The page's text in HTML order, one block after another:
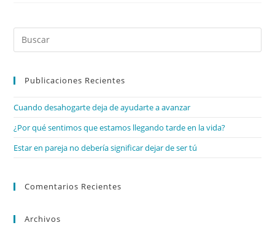
Publicaciones Recientes
Cuando desahogarte deja de ayudarte a avanzar
¿Por qué sentimos que estamos llegando tarde en la vida?
Estar en pareja no debería significar dejar de ser tú
Comentarios Recientes
Archivos